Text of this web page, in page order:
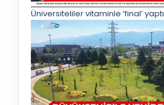
Üniversiteliler vitaminle ‘final’ yaptı